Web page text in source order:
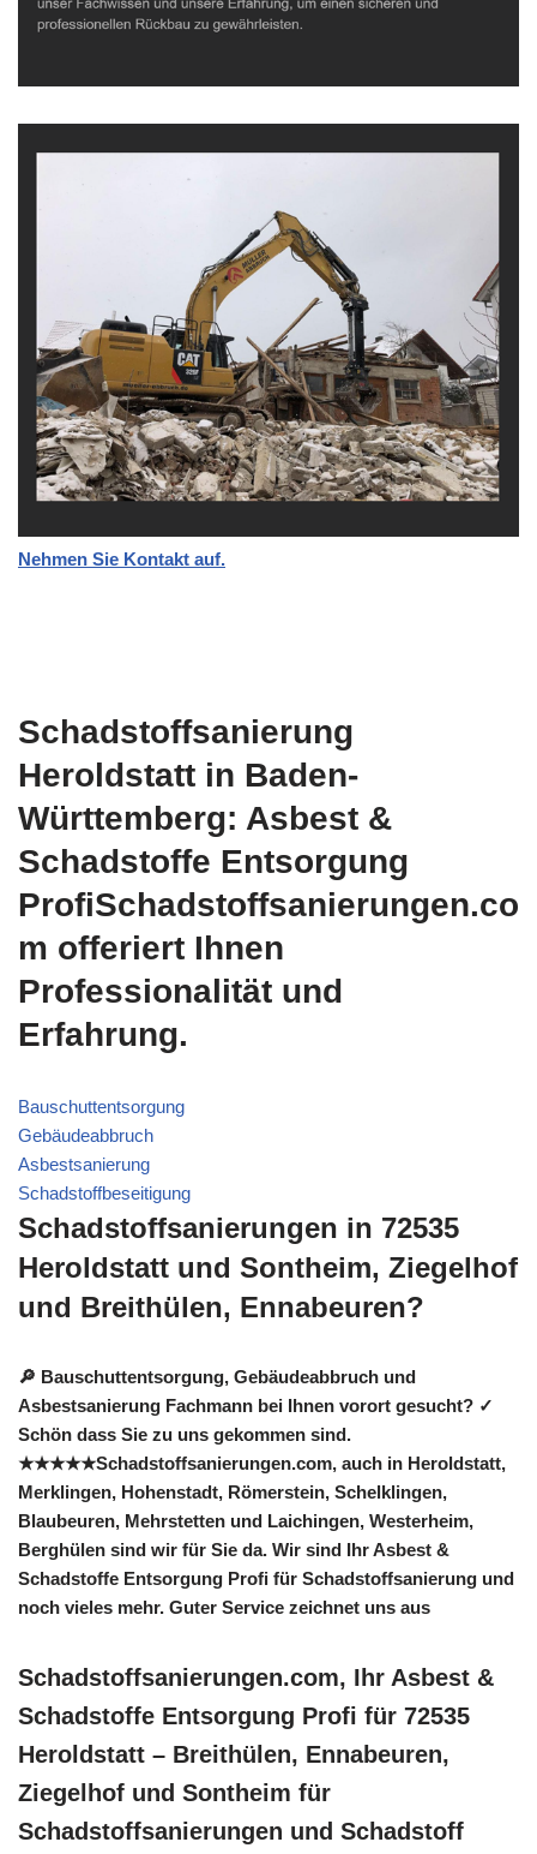
Nehmen Sie Kontakt auf.
Schadstoffsanierung
Heroldstatt in Baden-
Württemberg: Asbest &
Schadstoffe Entsorgung
ProfiSchadstoffsanierungen.co
m offeriert Ihnen
Professionalität und
Erfahrung.
Bauschuttentsorgung
Gebäudeabbruch
Asbestsanierung
Schadstoffbeseitigung
Schadstoffsanierungen in 72535
Heroldstatt und Sontheim, Ziegelhof
und Breithülen, Ennabeuren?
🔎 Bauschuttentsorgung, Gebäudeabbruch und
Asbestsanierung Fachmann bei Ihnen vorort gesucht? ✓
Schön dass Sie zu uns gekommen sind.
★★★★★Schadstoffsanierungen.com, auch in Heroldstatt,
Merklingen, Hohenstadt, Römerstein, Schelklingen,
Blaubeuren, Mehrstetten und Laichingen, Westerheim,
Berghülen sind wir für Sie da. Wir sind Ihr Asbest &
Schadstoffe Entsorgung Profi für Schadstoffsanierung und
noch vieles mehr. Guter Service zeichnet uns aus
Schadstoffsanierungen.com, Ihr Asbest &
Schadstoffe Entsorgung Profi für 72535
Heroldstatt – Breithülen, Ennabeuren,
Ziegelhof und Sontheim für
Schadstoffsanierungen und Schadstoff